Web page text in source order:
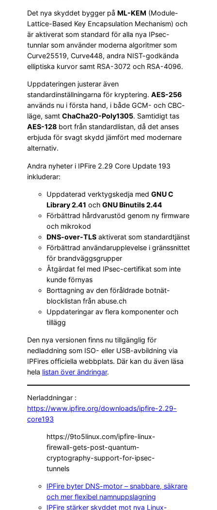
Det nya skyddet bygger på ML-KEM (Module-
Lattice-Based Key Encapsulation Mechanism) och
är aktiverat som standard för alla nya IPsec-
tunnlar som använder moderna algoritmer som
Curve25519, Curve448, andra NIST-godkända
elliptiska kurvor samt RSA-3072 och RSA-4096.
Uppdateringen justerar även
standardinställningarna för kryptering. AES-256
används nu i första hand, i både GCM- och CBC-
läge, samt ChaCha20-Poly1305. Samtidigt tas
AES-128 bort från standardlistan, då det anses
erbjuda för svagt skydd jämfört med modernare
alternativ.
Andra nyheter i IPFire 2.29 Core Update 193
inkluderar:
Uppdaterad verktygskedja med GNU C
Library 2.41 och GNU Binutils 2.44
Förbättrad hårdvarustöd genom ny firmware
och mikrokod
DNS-over-TLS aktiverat som standardtjänst
Förbättrad användarupplevelse i gränssnittet
för brandväggsgrupper
Åtgärdat fel med IPsec-certifikat som inte
kunde förnyas
Borttagning av den föråldrade botnät-
blocklistan från abuse.ch
Uppdateringar av flera komponenter och
tillägg
Den nya versionen finns nu tillgänglig för
nedladdning som ISO- eller USB-avbildning via
IPFires officiella webbplats. Där kan du även läsa
hela listan över ändringar.
Nerladdningar :
https://www.ipfire.org/downloads/ipfire-2.29-
core193
https://9to5linux.com/ipfire-linux-
firewall-gets-post-quantum-
cryptography-support-for-ipsec-
tunnels
IPFire byter DNS-motor – snabbare, säkrare
och mer flexibel namnuppslagning
IPFire stärker skyddet mot nya Linux-